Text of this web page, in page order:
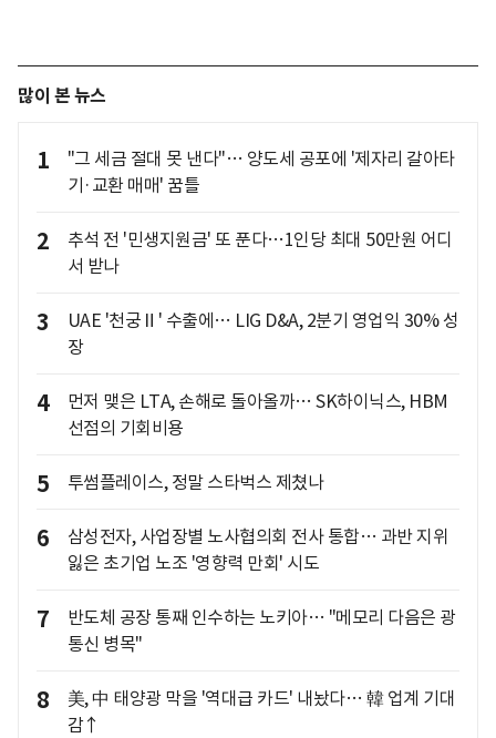
많이 본 뉴스
1
"그 세금 절대 못 낸다"… 양도세 공포에 '제자리 갈아타
기·교환 매매' 꿈틀
2
추석 전 '민생지원금' 또 푼다…1인당 최대 50만원 어디
서 받나
3
UAE '천궁Ⅱ' 수출에… LIG D&A, 2분기 영업익 30% 성
장
4
먼저 맺은 LTA, 손해로 돌아올까… SK하이닉스, HBM
선점의 기회비용
5 투썸플레이스, 정말 스타벅스 제쳤나
6
삼성전자, 사업장별 노사협의회 전사 통합… 과반 지위
잃은 초기업 노조 '영향력 만회' 시도
7
반도체 공장 통째 인수하는 노키아… "메모리 다음은 광
통신 병목"
8
美, 中 태양광 막을 '역대급 카드' 내놨다… 韓 업계 기대
감↑